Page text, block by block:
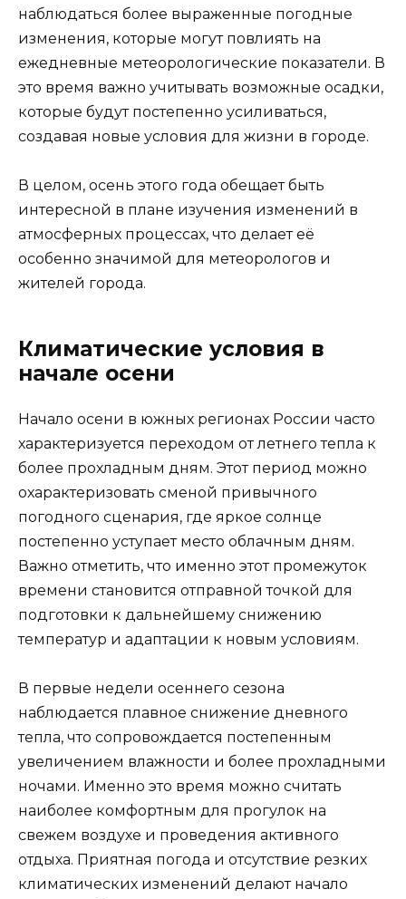
наблюдаться более выраженные погодные
изменения, которые могут повлиять на
ежедневные метеорологические показатели. В
это время важно учитывать возможные осадки,
которые будут постепенно усиливаться,
создавая новые условия для жизни в городе.
В целом, осень этого года обещает быть
интересной в плане изучения изменений в
атмосферных процессах, что делает её
особенно значимой для метеорологов и
жителей города.
Климатические условия в
начале осени
Начало осени в южных регионах России часто
характеризуется переходом от летнего тепла к
более прохладным дням. Этот период можно
охарактеризовать сменой привычного
погодного сценария, где яркое солнце
постепенно уступает место облачным дням.
Важно отметить, что именно этот промежуток
времени становится отправной точкой для
подготовки к дальнейшему снижению
температур и адаптации к новым условиям.
В первые недели осеннего сезона
наблюдается плавное снижение дневного
тепла, что сопровождается постепенным
увеличением влажности и более прохладными
ночами. Именно это время можно считать
наиболее комфортным для прогулок на
свежем воздухе и проведения активного
отдыха. Приятная погода и отсутствие резких
климатических изменений делают начало